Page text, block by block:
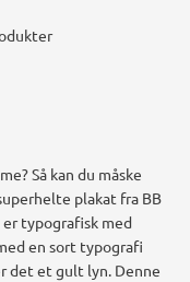
Så kan du måske
plakat fra BB
er typografisk med
en sort typografi
det et gult lyn. Denne